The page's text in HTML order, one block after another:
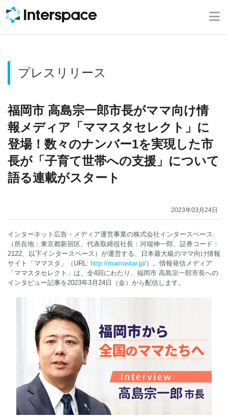
ホーム
事業内容
ニュース
ブログ
English
プレスリリース
福岡市 高島宗一郎市長がママ向け情
報メディア「ママスタセレクト」に
登場！数々のナンバー1を実現した市
長が「子育て世帯への支援」について
語る連載がスタート
2023年03月24日
インターネット広告・メディア運営事業の株式会社インタースペース
（所在地：東京都新宿区、代表取締役社長：河端伸一郎、証券コード：
2122、以下インタースペース）が運営する、日本最大級のママ向け情報
サイト「ママスタ」（URL: http://mamastar.jp/）。情報発信メディア
「ママスタセレクト」は、全4回にわたり、福岡市 高島宗一郎市長への
インタビュー記事を2023年3月24日（金）から配信します。